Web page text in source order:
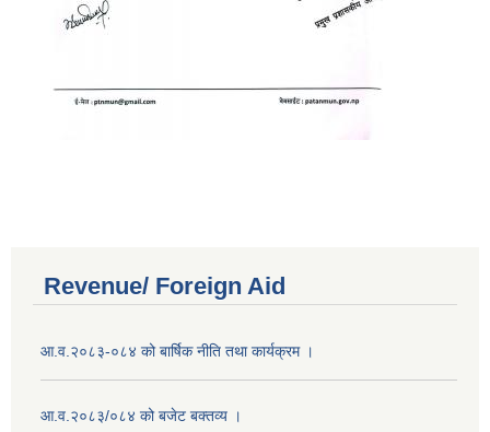
Revenue/ Foreign Aid
आ.व.२०८३-०८४ को बार्षिक नीति तथा कार्यक्रम ।
आ.व.२०८३/०८४ को बजेट बक्तव्य ।